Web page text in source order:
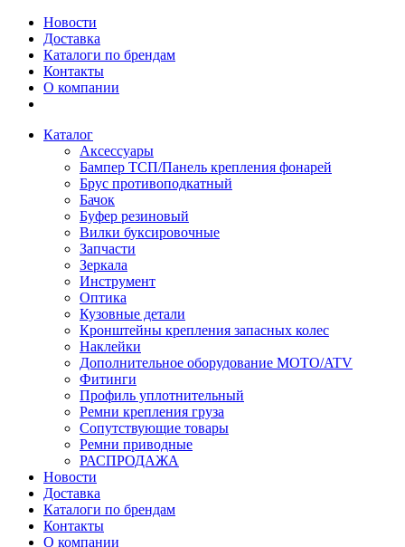
Новости
Доставка
Каталоги по брендам
Контакты
О компании
Каталог
Аксессуары
Бампер ТСП/Панель крепления фонарей
Брус противоподкатный
Бачок
Буфер резиновый
Вилки буксировочные
Запчасти
Зеркала
Инструмент
Оптика
Кузовные детали
Кронштейны крепления запасных колес
Наклейки
Дополнительное оборудование MOTO/ATV
Фитинги
Профиль уплотнительный
Ремни крепления груза
Сопутствующие товары
Ремни приводные
РАСПРОДАЖА
Новости
Доставка
Каталоги по брендам
Контакты
О компании